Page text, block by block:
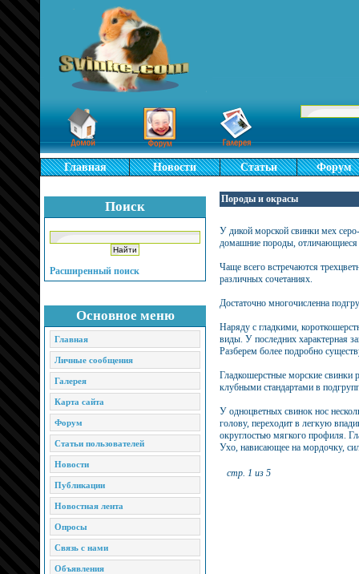
Главная Новости Статьи Форум
Поиск
Расширенный поиск
Основное меню
Главная
Личные сообщения
Галерея
Карта сайта
Форум
Статьи пользователей
Новости
Публикации
Новостная лента
Опросы
Связь с нами
Объявления
Породы и окрасы
У дикой морской свинки мех
домашние породы, отличающиеся
Чаще всего встречаются
различных сочетаниях.
Достаточно многочисленна
Наряду с гладкими,
виды. У последних характерная
Разберем более подробно
Гладкошерстные морские свинки
клубными стандартами в
У одноцветных свинок нос
голову, переходит в легкую
округлостью мягкого профиля.
Ухо, нависающее на мордочку,
стр. 1 из 5